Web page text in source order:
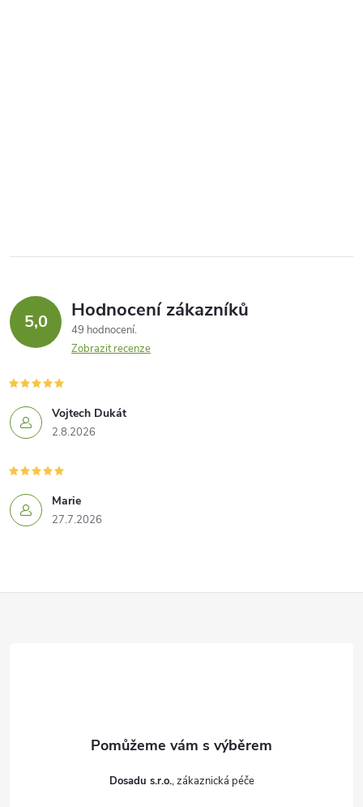
5,0 Hodnocení zákazníků
49 hodnocení
Zobrazit recenze
Vojtech Dukát
2.8.2026
Marie
27.7.2026
Dosadu s.r.o.